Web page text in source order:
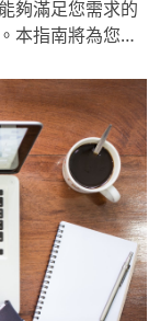
夠滿足您需求的
本指南將為您提